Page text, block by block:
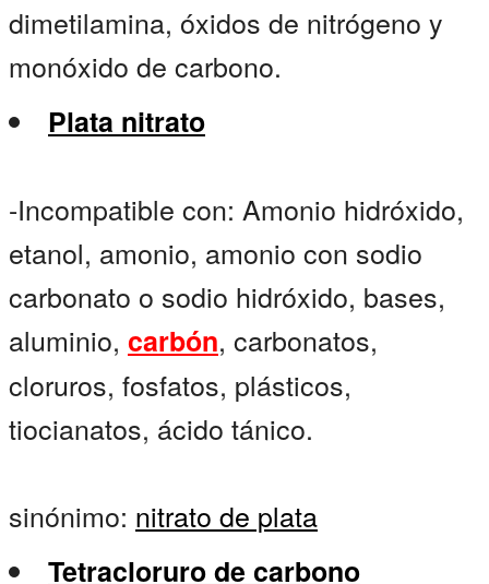
dimetilamina, óxidos de nitrógeno y
monóxido de carbono.
Plata nitrato
-Incompatible con: Amonio hidróxido,
etanol, amonio, amonio con sodio
carbonato o sodio hidróxido, bases,
aluminio, carbón, carbonatos,
cloruros, fosfatos, plásticos,
tiocianatos, ácido tánico.
sinónimo: nitrato de plata
Tetracloruro de carbono